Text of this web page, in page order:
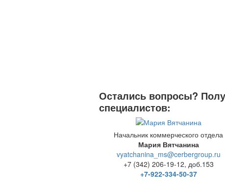
Остались вопросы?
специалистов:
Начальник коммерческого отдела
Мария Вятчанина
vyatchanina_ms@cerbergroup.ru
+7 (342) 206-19-12, доб.153
+7-922-334-50-37